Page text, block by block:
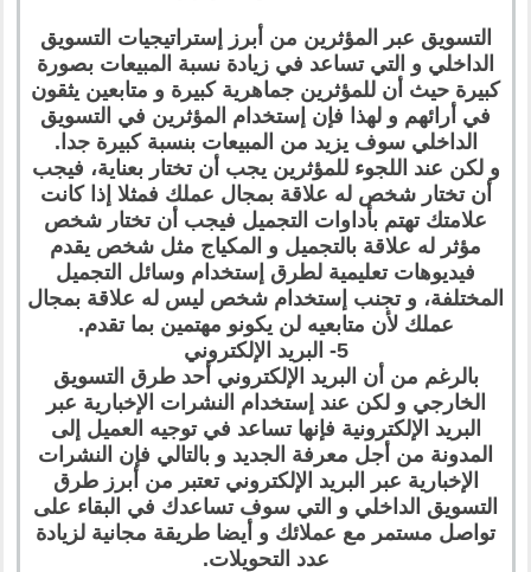
التسويق عبر المؤثرين من أبرز إستراتيجيات التسويق
الداخلي و التي تساعد في زيادة نسبة المبيعات بصورة
كبيرة حيث أن للمؤثرين جماهرية كبيرة و متابعين يثقون
في أرائهم و لهذا فإن إستخدام المؤثرين في التسويق
الداخلي سوف يزيد من المبيعات بنسبة كبيرة جدا.
و لكن عند اللجوء للمؤثرين يجب أن تختار بعناية، فيجب
أن تختار شخص له علاقة بمجال عملك فمثلا إذا كانت
علامتك تهتم بأداوات التجميل فيجب أن تختار شخص
مؤثر له علاقة بالتجميل و المكياج مثل شخص يقدم
فيديوهات تعليمية لطرق إستخدام وسائل التجميل
المختلفة، و تجنب إستخدام شخص ليس له علاقة بمجال
عملك لأن متابعيه لن يكونو مهتمين بما تقدم.
5- البريد الإلكتروني
بالرغم من أن البريد الإلكتروني أحد طرق التسويق
الخارجي و لكن عند إستخدام النشرات الإخبارية عبر
البريد الإلكترونية فإنها تساعد في توجيه العميل إلى
المدونة من أجل معرفة الجديد و بالتالي فإن النشرات
الإخبارية عبر البريد الإلكتروني تعتبر من أبرز طرق
التسويق الداخلي و التي سوف تساعدك في البقاء على
تواصل مستمر مع عملائك و أيضا طريقة مجانية لزيادة
عدد التحويلات.